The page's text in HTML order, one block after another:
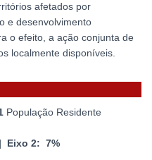
afetados por
e desenvolvimento
o efeito, a ação conjunta de
localmente disponíveis.
População Residente
2: 7%